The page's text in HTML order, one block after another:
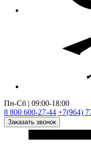
Пн-Сб | 09:00-18:00
8 800 600-27-44 +7(964)
Заказать звонок